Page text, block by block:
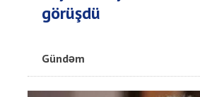
görüşdü
Gündəm